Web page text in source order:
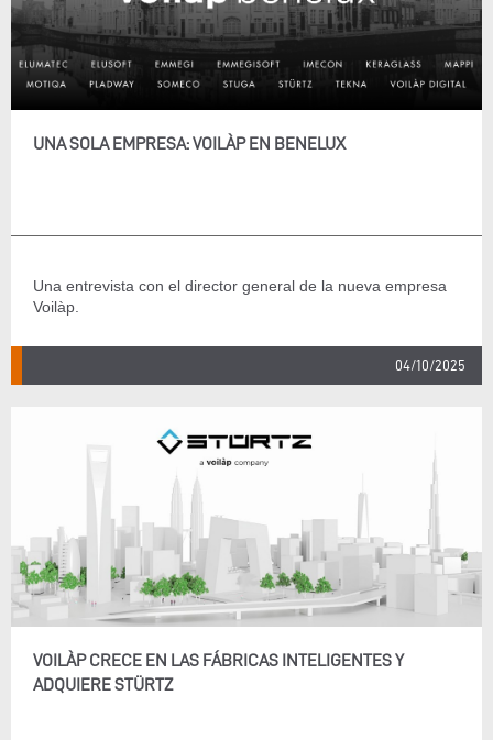
UNA SOLA EMPRESA: VOILÀP EN BENELUX
Una entrevista con el director general de la nueva empresa
Voilàp.
04/10/2025
VOILÀP CRECE EN LAS FÁBRICAS INTELIGENTES Y
ADQUIERE STÜRTZ